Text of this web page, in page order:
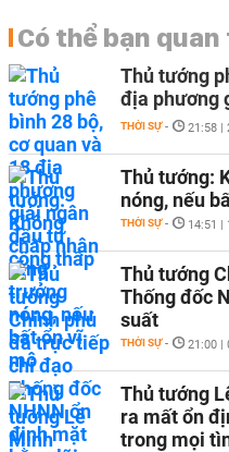
Có thể bạn quan
Thủ tướng
địa phương
THỜI SỰ - 21:58 |
Thủ tướng:
nóng, nếu
THỜI SỰ - 14:51 |
Thủ tướng
Thống đốc
suất
THỜI SỰ - 21:00 |
Thủ tướng
ra mất ổn
trong mọi